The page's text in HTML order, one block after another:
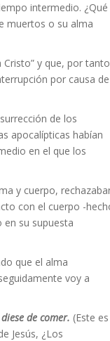
intermedio. ¿Qué
muertos o su alma
y que, por
por causa de
de los
apocalípticas habían
en el que los
y cuerpo,
con el cuerpo -
en su supuesta
que el alma
voy a
de comer. (Este es
Jesús, ¿Los